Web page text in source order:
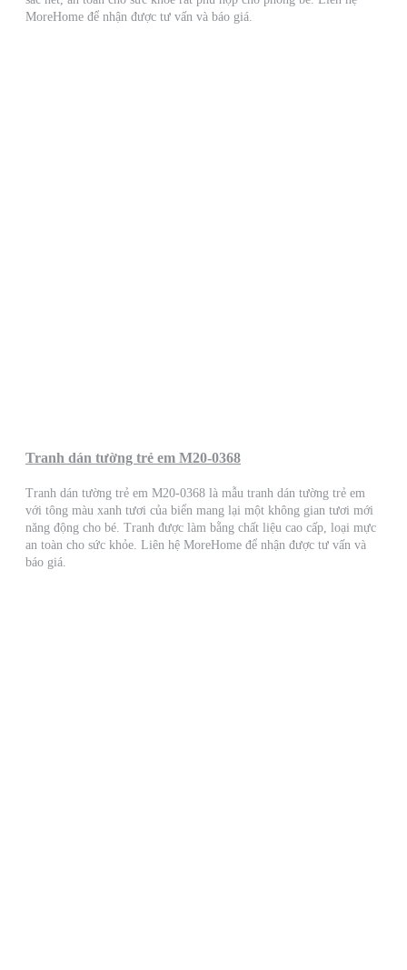
MoreHome để nhận được tư vấn và báo giá.
Tranh dán tường trẻ em M20-0368
Tranh dán tường trẻ em M20-0368 là mẫu tranh dán tường trẻ em
với tông màu xanh tươi của biển mang lại một không gian tươi mới
năng động cho bé. Tranh được làm bằng chất liệu cao cấp, loại mực
an toàn cho sức khỏe. Liên hệ MoreHome để nhận được tư vấn và
báo giá.